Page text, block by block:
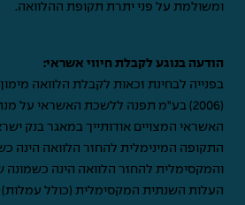
ומשולמת על פני יתרת תקופת ההלוואה.
הודעה בנוגע לקבלת חיווי אשראי:
בפנייה לבחינת זכאות לקבלת הלוואה
(2006) בע"מ תפנה ללשכת האשראי על
האשראי המצויים אודותייך במאגר בנק
העלות השנתית המקסימלית (כולל עמלות)